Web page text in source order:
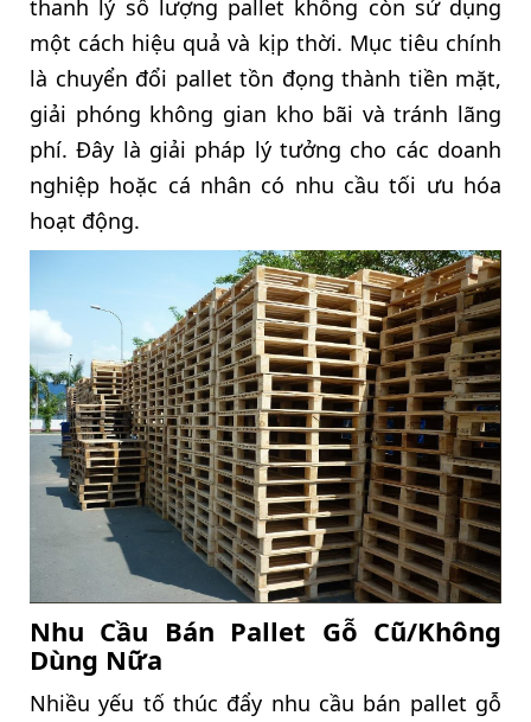
thanh lý số lượng pallet không còn sử dụng
một cách hiệu quả và kịp thời. Mục tiêu chính
là chuyển đổi pallet tồn đọng thành tiền mặt,
giải phóng không gian kho bãi và tránh lãng
phí. Đây là giải pháp lý tưởng cho các doanh
nghiệp hoặc cá nhân có nhu cầu tối ưu hóa
hoạt động.
Nhu Cầu Bán Pallet Gỗ Cũ/Không
Dùng Nữa
Nhiều yếu tố thúc đẩy nhu cầu bán pallet gỗ